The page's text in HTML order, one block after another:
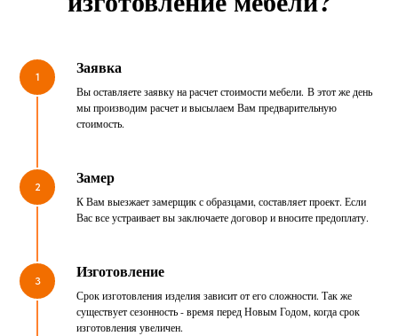
1 Заявка
Вы оставляете заявку на расчет стоимости мебели. В этот же день
мы производим расчет и высылаем Вам предварительную
стоимость.
2 Замер
К Вам выезжает замерщик с образцами, составляет проект. Если
Вас все устраивает вы заключаете договор и вносите предоплату.
3 Изготовление
Срок изготовления изделия зависит от его сложности. Так же
существует сезонность - время перед Новым Годом, когда срок
изготовления увеличен.